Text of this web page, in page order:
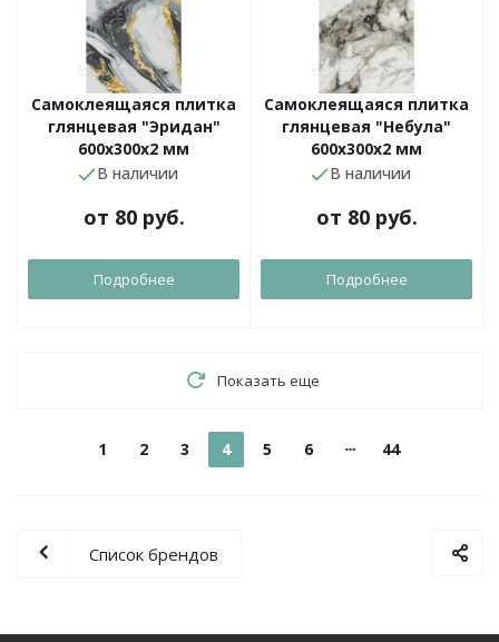
Самоклеящаяся плитка
глянцевая "Эридан"
600х300х2 мм
В наличии
от 80 руб.
Подробнее
Самоклеящаяся плитка
глянцевая "Небула"
600х300х2 мм
В наличии
от 80 руб.
Подробнее
Показать еще
1 2 3 4 5 6 44
Список брендов